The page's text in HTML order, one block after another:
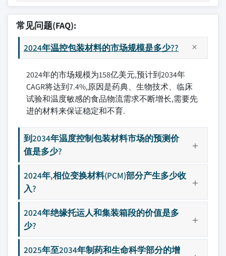
常见问题(FAQ):
2024年温控包装材料的市场规模是多少??
2024年的市场规模为158亿美元,预计到2034年
CAGR将达到7.4%,原因是药典、生物技术、临床
试验和温度敏感的食品物流需求不断增长,需要先
进的材料来保证稳定和不育.
到2034年温度控制包装材料市场的预测价
值是多少?
2024年,相位变换材料(PCM)部分产生多少收
入?
2024年绝缘托运人和集装箱段的价值是多
少?
2025年至2034年制药和生命科学部分的增